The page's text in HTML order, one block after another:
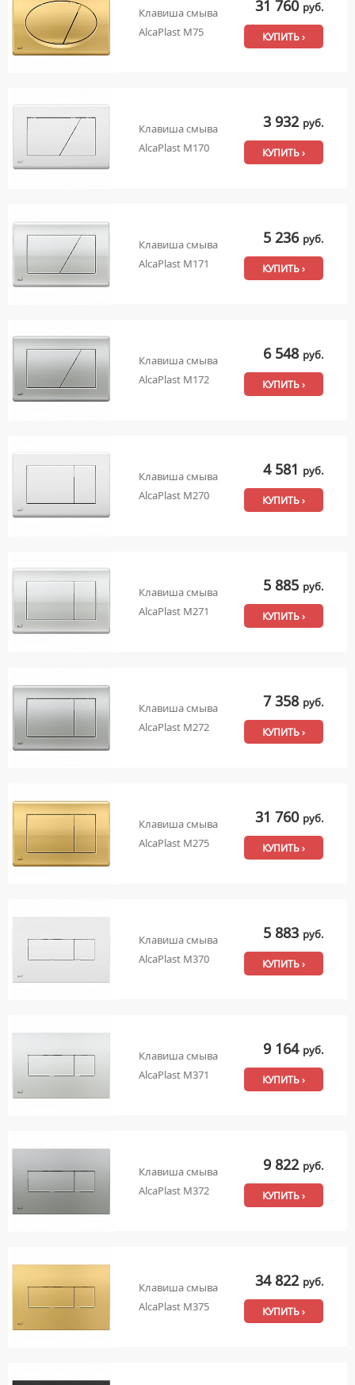
Клавиша смыва
AlcaPlast M75
31 760 руб.
КУПИТЬ ›
Клавиша смыва
AlcaPlast M170
3 932 руб.
КУПИТЬ ›
Клавиша смыва
AlcaPlast M171
5 236 руб.
КУПИТЬ ›
Клавиша смыва
AlcaPlast M172
6 548 руб.
КУПИТЬ ›
Клавиша смыва
AlcaPlast M270
4 581 руб.
КУПИТЬ ›
Клавиша смыва
AlcaPlast M271
5 885 руб.
КУПИТЬ ›
Клавиша смыва
AlcaPlast M272
7 358 руб.
КУПИТЬ ›
Клавиша смыва
AlcaPlast M275
31 760 руб.
КУПИТЬ ›
Клавиша смыва
AlcaPlast M370
5 883 руб.
КУПИТЬ ›
Клавиша смыва
AlcaPlast M371
9 164 руб.
КУПИТЬ ›
Клавиша смыва
AlcaPlast M372
9 822 руб.
КУПИТЬ ›
Клавиша смыва
AlcaPlast M375
34 822 руб.
КУПИТЬ ›